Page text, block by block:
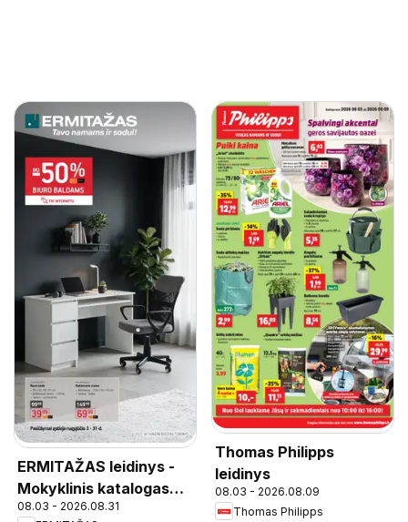
ERMITAŽAS leidinys -
Mokyklinis katalogas
2026
08.03 - 2026.08.31
Thomas Philipps
leidinys
08.03 - 2026.08.09
Thomas Philipps